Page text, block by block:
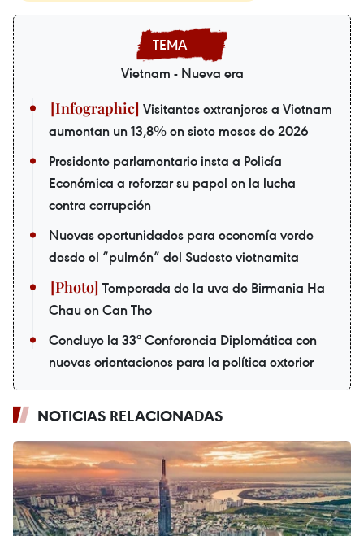
Vietnam - Nueva era
Visitantes extranjeros a Vietnam
aumentan un 13,8% en siete meses de 2026
Presidente parlamentario insta a Policía
Económica a reforzar su papel en la lucha
contra corrupción
Nuevas oportunidades para economía verde
desde el “pulmón” del Sudeste vietnamita
Temporada de la uva de Birmania Ha
Chau en Can Tho
Concluye la 33ª Conferencia Diplomática con
nuevas orientaciones para la política exterior
NOTICIAS RELACIONADAS